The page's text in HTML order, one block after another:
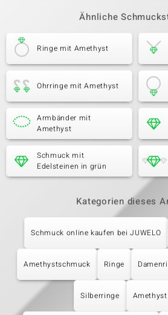
Ähnliche
Ringe mit Amethyst
Ohrringe mit Amethyst
Armbänder mit
Amethyst
Schmuck mit
Edelsteinen in grün
Kategorien dieses
Schmuck online kaufen bei JUWELO
Amethystschmuck Ringe
Silberringe